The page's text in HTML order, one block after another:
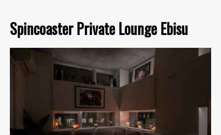
Spincoaster Private Lounge Ebisu